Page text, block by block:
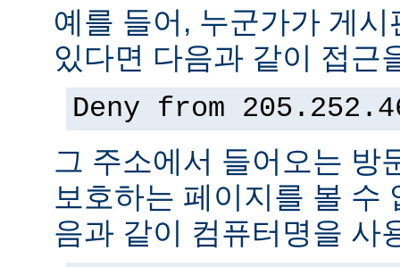
예를 들어, 누군가가 게
있다면 다음과 같이 접근
Deny from
그 주소에서 들어오는 방
보호하는 페이지를 볼 수
음과 같이 컴퓨터명을 사